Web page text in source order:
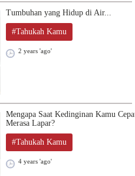
Tumbuhan yang Hidup di Air...
#Tahukah Kamu
2 years 'ago'
Mengapa Saat Kedinginan Kamu
Merasa Lapar?
#Tahukah Kamu
4 years 'ago'